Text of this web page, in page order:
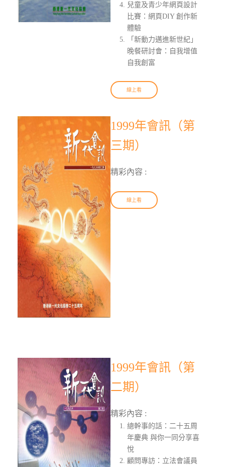
兒童及青少年網頁設計
比賽：網頁DIY 創作新
體驗
「新動力邁進新世紀」
晚餐研討會：自我增值
自我創富
線上看
1999年會訊（第
三期）
精彩內容 :
線上看
1999年會訊（第
二期）
精彩內容 :
總幹事的話：二十五周
年慶典 與你一同分享喜
悅
顧問專訪：立法會議員